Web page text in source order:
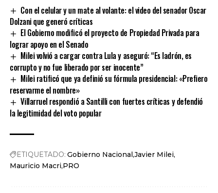
Con el celular y un mate al volante: el video del senador Oscar
Dolzani que generó críticas
El Gobierno modificó el proyecto de Propiedad Privada para
lograr apoyo en el Senado
Milei volvió a cargar contra Lula y aseguró: “Es ladrón, es
corrupto y no fue liberado por ser inocente”
Milei ratificó que ya definió su fórmula presidencial: «Prefiero
reservarme el nombre»
Villarruel respondió a Santilli con fuertes críticas y defendió
la legitimidad del voto popular
ETIQUETADO: Gobierno NacionalJavier Milei
Mauricio Macri PRO